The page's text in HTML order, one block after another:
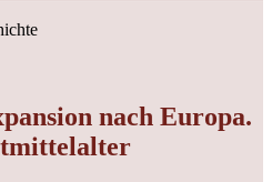
nach Europa.